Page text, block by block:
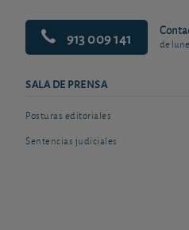
913 009 141 de
SALA DE PRENSA
Posturas editoriales
Sentencias judiciales